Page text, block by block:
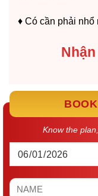
♦️ Có cần phải
Know the